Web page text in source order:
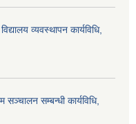
व्यवस्थापन कार्यविधि,
सञ्चालन सम्बन्धी कार्यविधि,